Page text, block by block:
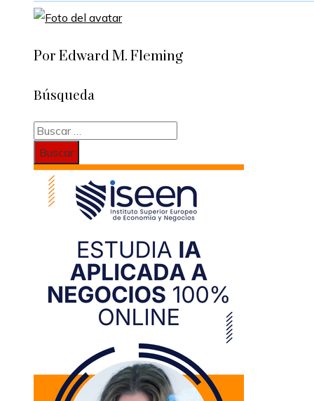
Por Edward M. Fleming
Búsqueda
Buscar: